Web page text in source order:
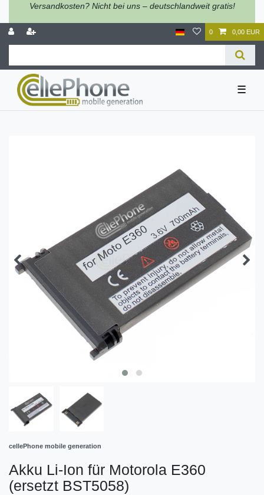
Versandkosten? Nicht bei uns – deutschlandweit gratis!
0 0,00 EUR
☰
cellePhone mobile generation
Akku Li-Ion für Motorola E360
(ersetzt BST5058)